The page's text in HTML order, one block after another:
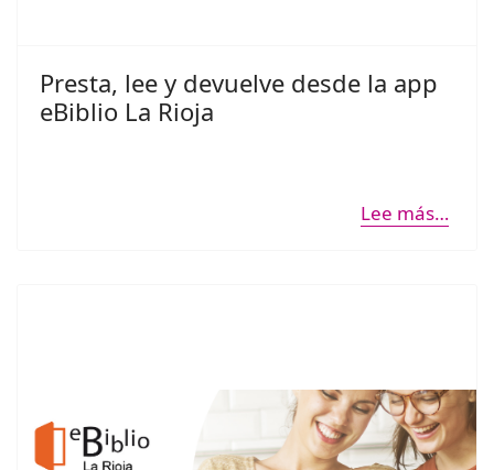
Presta, lee y devuelve desde la app
eBiblio La Rioja
Lee más…